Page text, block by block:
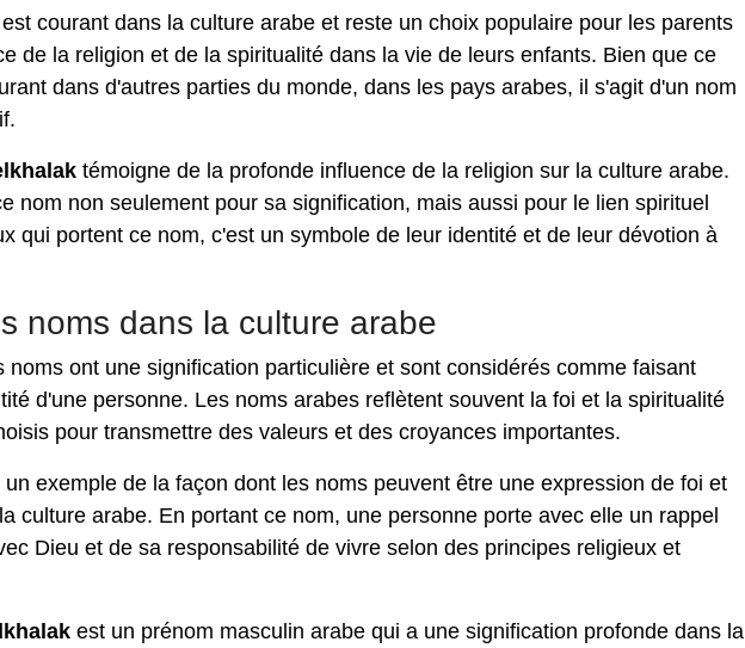
est courant dans la culture arabe et reste un choix populaire pour les parents
de la religion et de la spiritualité dans la vie de leurs enfants. Bien que ce
dans d'autres parties du monde, dans les pays arabes, il s'agit d'un nom
témoigne de la profonde influence de la religion sur la culture arabe.
nom non seulement pour sa signification, mais aussi pour le lien spirituel
qui portent ce nom, c'est un symbole de leur identité et de leur dévotion à
noms dans la culture arabe
noms ont une signification particulière et sont considérés comme faisant
d'une personne. Les noms arabes reflètent souvent la foi et la spiritualité
pour transmettre des valeurs et des croyances importantes.
un exemple de la façon dont les noms peuvent être une expression de foi et
culture arabe. En portant ce nom, une personne porte avec elle un rappel
Dieu et de sa responsabilité de vivre selon des principes religieux et
est un prénom masculin arabe qui a une signification profonde dans la